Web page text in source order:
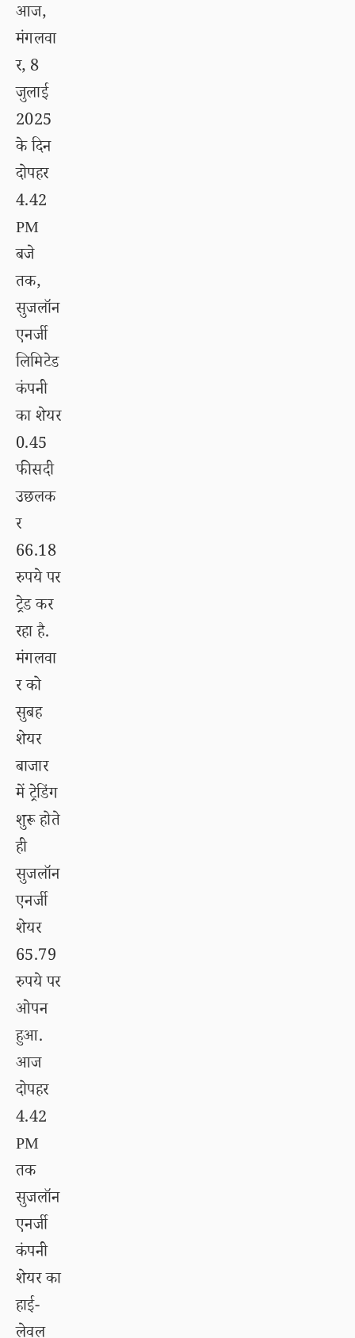
आज,
मंगलवा
र, 8
जुलाई
2025
के दिन
दोपहर
4.42
PM
बजे
तक,
सुजलॉन
एनर्जी
लिमिटेड
कंपनी
का शेयर
0.45
फीसदी
उछलक
र
66.18
रुपये पर
ट्रेड कर
रहा है.
मंगलवा
र को
सुबह
शेयर
बाजार
में ट्रेडिंग
शुरू होते
ही
सुजलॉन
एनर्जी
शेयर
65.79
रुपये पर
ओपन
हुआ.
आज
दोपहर
4.42
PM
तक
सुजलॉन
एनर्जी
कंपनी
शेयर का
हाई-